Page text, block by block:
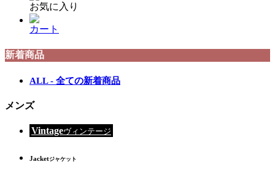
お気に入り
カート
新着商品
ALL - 全ての新着商品
メンズ
Vintageヴィンテージ
Jacketジャケット